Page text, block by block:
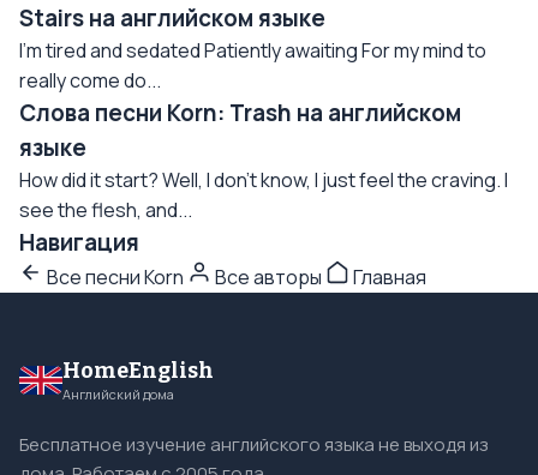
Stairs на английском языке
I'm tired and sedated Patiently awaiting For my mind to
really come do...
Слова песни Korn: Trash на английском
языке
How did it start? Well, I don't know, I just feel the craving. I
see the flesh, and...
Навигация
Все песни Korn Все авторы Главная
HomeEnglish
Английский дома
Бесплатное изучение английского языка не выходя из